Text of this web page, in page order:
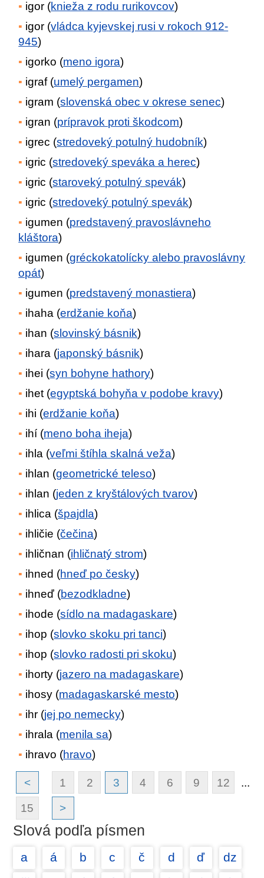
igor (knieža z rodu rurikovcov)
igor (vládca kyjevskej rusi v rokoch 912-
945)
igorko (meno igora)
igraf (umelý pergamen)
igram (slovenská obec v okrese senec)
igran (prípravok proti škodcom)
igrec (stredoveký potulný hudobník)
igric (stredoveký speváka a herec)
igric (staroveký potulný spevák)
igric (stredoveký potulný spevák)
igumen (predstavený pravoslávneho
kláštora)
igumen (gréckokatolícky alebo pravoslávny
opát)
igumen (predstavený monastiera)
ihaha (erdžanie koňa)
ihan (slovinský básnik)
ihara (japonský básnik)
ihei (syn bohyne hathory)
ihet (egyptská bohyňa v podobe kravy)
ihi (erdžanie koňa)
ihí (meno boha iheja)
ihla (veľmi štíhla skalná veža)
ihlan (geometrické teleso)
ihlan (jeden z kryštálových tvarov)
ihlica (špajdla)
ihličie (čečina)
ihličnan (ihličnatý strom)
ihned (hneď po česky)
ihneď (bezodkladne)
ihode (sídlo na madagaskare)
ihop (slovko skoku pri tanci)
ihop (slovko radosti pri skoku)
ihorty (jazero na madagaskare)
ihosy (madagaskarské mesto)
ihr (jej po nemecky)
ihrala (menila sa)
ihravo (hravo)
< 1 2 3 4 6 9 12 ...
15 >
Slová podľa písmen
a á b c č d ď
dz